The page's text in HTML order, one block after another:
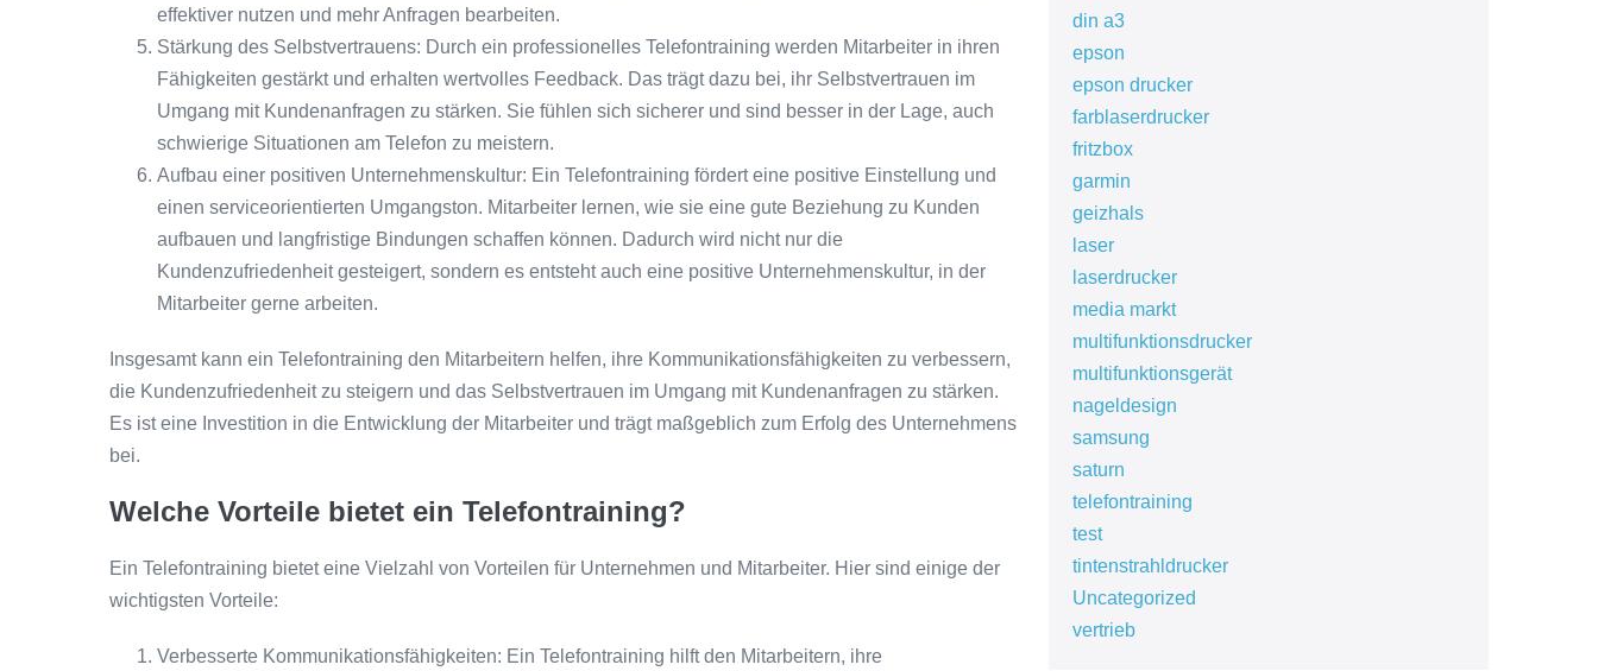
effektiver nutzen und mehr Anfragen bearbeiten.
Stärkung des Selbstvertrauens: Durch ein professionelles Telefontraining werden Mitarbeiter in ihren
Fähigkeiten gestärkt und erhalten wertvolles Feedback. Das trägt dazu bei, ihr Selbstvertrauen im
Umgang mit Kundenanfragen zu stärken. Sie fühlen sich sicherer und sind besser in der Lage, auch
schwierige Situationen am Telefon zu meistern.
Aufbau einer positiven Unternehmenskultur: Ein Telefontraining fördert eine positive Einstellung und
einen serviceorientierten Umgangston. Mitarbeiter lernen, wie sie eine gute Beziehung zu Kunden
aufbauen und langfristige Bindungen schaffen können. Dadurch wird nicht nur die
Kundenzufriedenheit gesteigert, sondern es entsteht auch eine positive Unternehmenskultur, in der
Mitarbeiter gerne arbeiten.
Insgesamt kann ein Telefontraining den Mitarbeitern helfen, ihre Kommunikationsfähigkeiten zu verbessern,
die Kundenzufriedenheit zu steigern und das Selbstvertrauen im Umgang mit Kundenanfragen zu stärken.
Es ist eine Investition in die Entwicklung der Mitarbeiter und trägt maßgeblich zum Erfolg des Unternehmens
bei.
Welche Vorteile bietet ein Telefontraining?
Ein Telefontraining bietet eine Vielzahl von Vorteilen für Unternehmen und Mitarbeiter. Hier sind einige der
wichtigsten Vorteile:
Verbesserte Kommunikationsfähigkeiten: Ein Telefontraining hilft den Mitarbeitern, ihre
din a3
epson
epson drucker
farblaserdrucker
fritzbox
garmin
geizhals
laser
laserdrucker
media markt
multifunktionsdrucker
multifunktionsgerät
nageldesign
samsung
saturn
telefontraining
test
tintenstrahldrucker
Uncategorized
vertrieb